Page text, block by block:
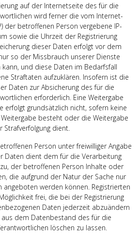
auf der Internetseite des für die
wird ferner die vom Internet-
der betroffenen Person vergebene IP-
sowie die Uhrzeit der Registrierung
dieser Daten erfolgt vor dem
so der Missbrauch unserer Dienste
und diese Daten im Bedarfsfall
Straftaten aufzuklären. Insofern ist die
Daten zur Absicherung des für die
erforderlich. Eine Weitergabe
erfolgt grundsätzlich nicht, sofern keine
besteht oder die Weitergabe
Strafverfolgung dient.
Person unter freiwilliger Angabe
Daten dient dem für die Verarbeitung
der betroffenen Person Inhalte oder
die aufgrund der Natur der Sache nur
angeboten werden können. Registrierten
frei, die bei der Registrierung
Daten jederzeit abzuändern
dem Datenbestand des für die
löschen zu lassen.